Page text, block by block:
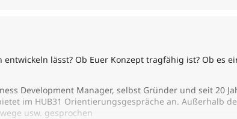
lässt? Ob Euer Konzept tragfähig ist? Ob es
Development Manager, selbst Gründer und seit 20
im HUB31 Orientierungsgespräche an. Außerhalb
usw. gesprochen